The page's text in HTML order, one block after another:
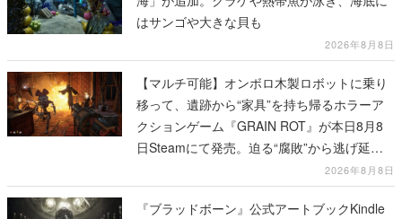
はサンゴや大きな貝も
2026年8月8日
【マルチ可能】オンボロ木製ロボットに乗り
移って、遺跡から“家具”を持ち帰るホラーア
クションゲーム『GRAIN ROT』が本日8月8
日Steamにて発売。迫る“腐敗”から逃げ延
2026年8月8日
『ブラッドボーン』公式アートブックKindle